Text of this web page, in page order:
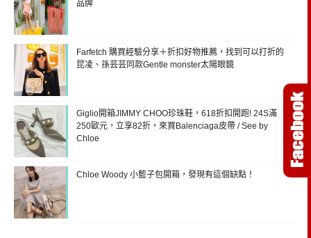
品牌
Farfetch 購買經驗分享＋折扣好物推薦，找到可以打折的
昆凌、孫芸芸同款Gentle monster太陽眼鏡
Giglio開箱JIMMY CHOO珍珠鞋，618折扣開跑! 24S滿
250歐元，立享82折，來買Balenciaga皮帶 / See by
Chloe
Chloe Woody 小籃子包開箱，發現有這個缺點！